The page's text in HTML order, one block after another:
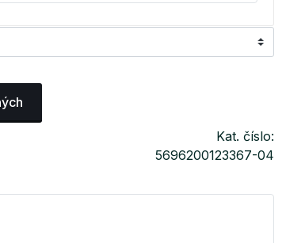
Kat. číslo:
5696200123367-04